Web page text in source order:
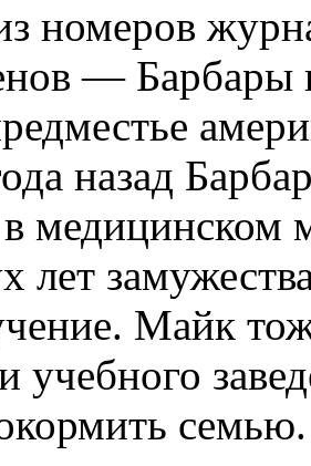
номеров
—
назад
медицинском
лет
Майк
учебного
семью.